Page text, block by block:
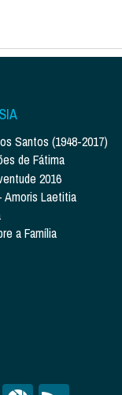
Santos (1948-2017)
de Fátima
2016
Amoris Laetitia
a Família